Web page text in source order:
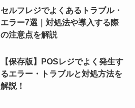
セルフレジでよくあるトラブル・
エラー7選｜対処法や導入する際
の注意点を解説
【保存版】POSレジでよく発生す
るエラー・トラブルと対処方法を
解説！